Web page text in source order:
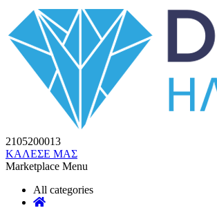
2105200013
ΚΑΛΕΣΕ ΜΑΣ
Marketplace Menu
All categories